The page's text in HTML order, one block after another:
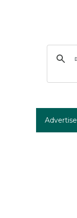
Advertise